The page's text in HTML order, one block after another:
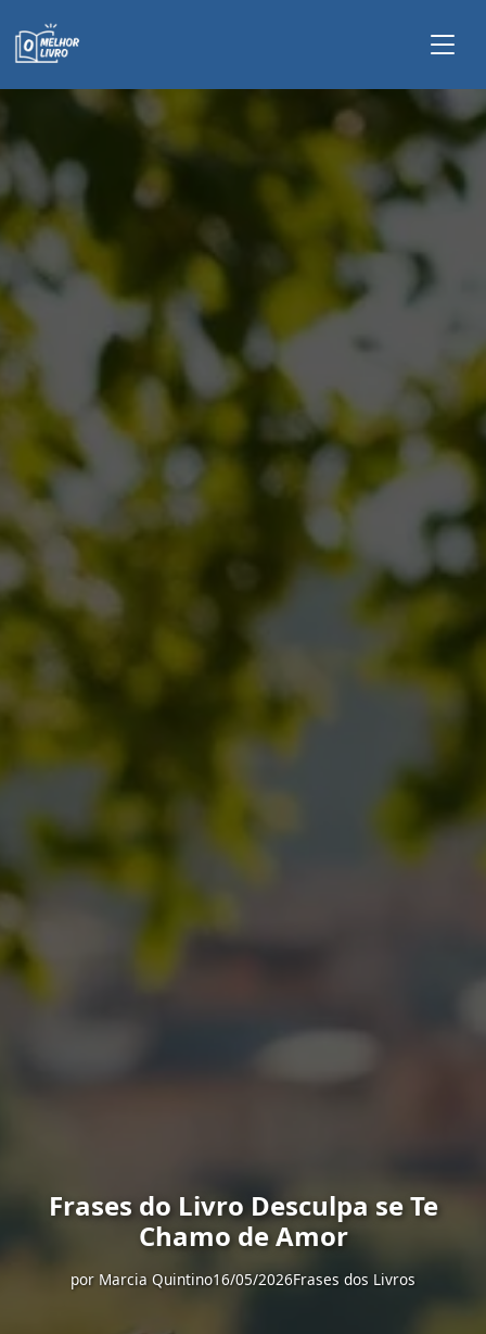
Frases do Livro Desculpa se Te
Chamo de Amor
por Marcia Quintino16/05/2026Frases dos Livros